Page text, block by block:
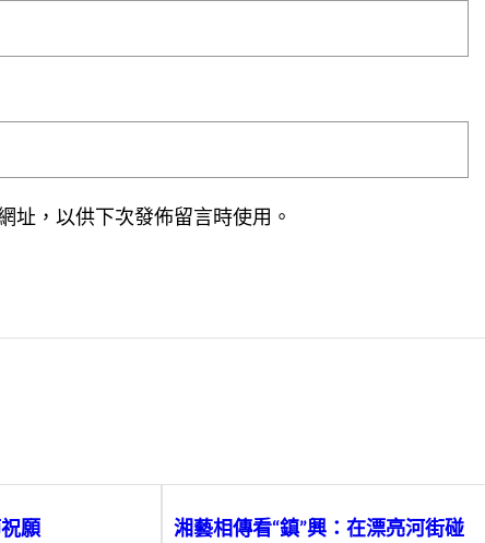
址，以供下次發佈留言時使用。
願
湘藝相傳看“鎮”興：在漂亮河街碰